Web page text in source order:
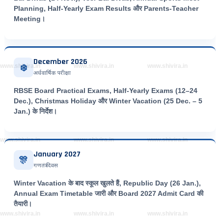
Planning, Half-Yearly Exam Results और Parents-Teacher
Meeting।
❄️
December 2026
अर्धवार्षिक परीक्षा
RBSE Board Practical Exams, Half-Yearly Exams (12–24
Dec.), Christmas Holiday और Winter Vacation (25 Dec. – 5
Jan.) के निर्देश।
🎊
January 2027
गणतंत्र दिवस
Winter Vacation के बाद स्कूल खुलते हैं, Republic Day (26 Jan.),
Annual Exam Timetable जारी और Board 2027 Admit Card की
तैयारी।
www.shivira.in
www.shivira.in
www.shivira.in
www.shivira.in
www.shivira.in
www.shivira.in
www.shivira.in
www.shivira.in
www.shivira.in